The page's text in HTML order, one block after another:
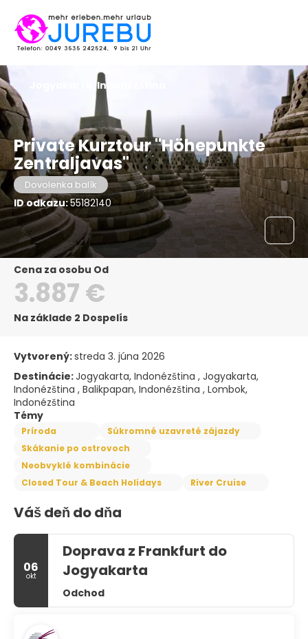
Private Kurztour "Höhepunkte
Zentraljavas"
Dovolenka balík
ID odkazu:55182140
Jogyakarta, Indonézština
Cena za osobu Od
3.887 €
Na základe 2 Dospelís
Vytvorený:streda 3. júna 2026
Destinácie:Jogyakarta, Indonézština , Jogyakarta,
Indonézština , Balikpapan, Indonézština , Lombok,
Indonézština
Témy
Príroda
Súkromné uzavreté zájazdy
Skákanie po ostrovoch
Neobvyklé kombinácie
Closed Tour & Beach Holidays
River Cruise
Váš deň do dňa
06
okt
Doprava z Frankfurt do
Jogyakarta
Odchod